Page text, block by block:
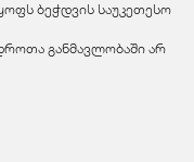
ბეჭდვის საუკეთესო
განმავლობაში არ